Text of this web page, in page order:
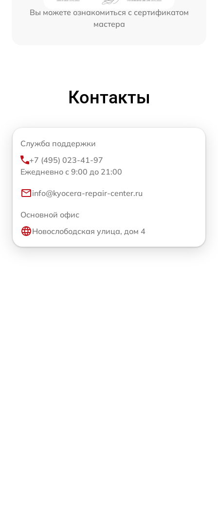
Вы можете ознакомиться с сертификатом
мастера
Контакты
Служба поддержки
+7 (495) 023-41-97
Ежедневно с 9:00 до 21:00
info@kyocera-repair-center.ru
Основной офис
Новослободская улица, дом 4